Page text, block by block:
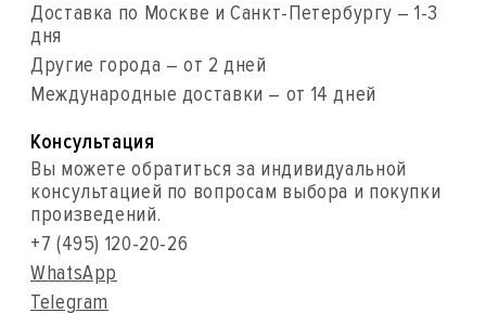
Доставка по Москве и Санкт-Петербургу – 1-3
дня
Другие города – от 2 дней
Международные доставки – от 14 дней
Консультация
Вы можете обратиться за индивидуальной
консультацией по вопросам выбора и покупки
произведений.
+7 (495) 120-20-26
WhatsApp
Telegram